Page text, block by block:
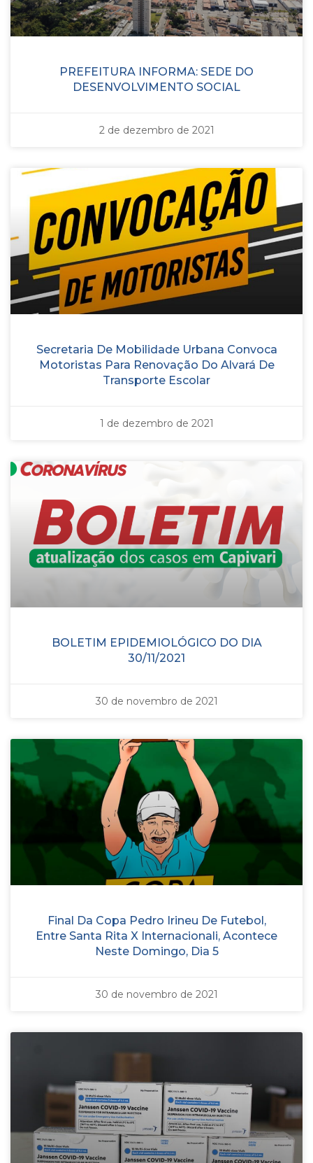
PREFEITURA INFORMA: SEDE DO
DESENVOLVIMENTO SOCIAL
2 de dezembro de 2021
Secretaria De Mobilidade Urbana Convoca
Motoristas Para Renovação Do Alvará De
Transporte Escolar
1 de dezembro de 2021
BOLETIM EPIDEMIOLÓGICO DO DIA
30/11/2021
30 de novembro de 2021
Final Da Copa Pedro Irineu De Futebol,
Entre Santa Rita X Internacionali, Acontece
Neste Domingo, Dia 5
30 de novembro de 2021